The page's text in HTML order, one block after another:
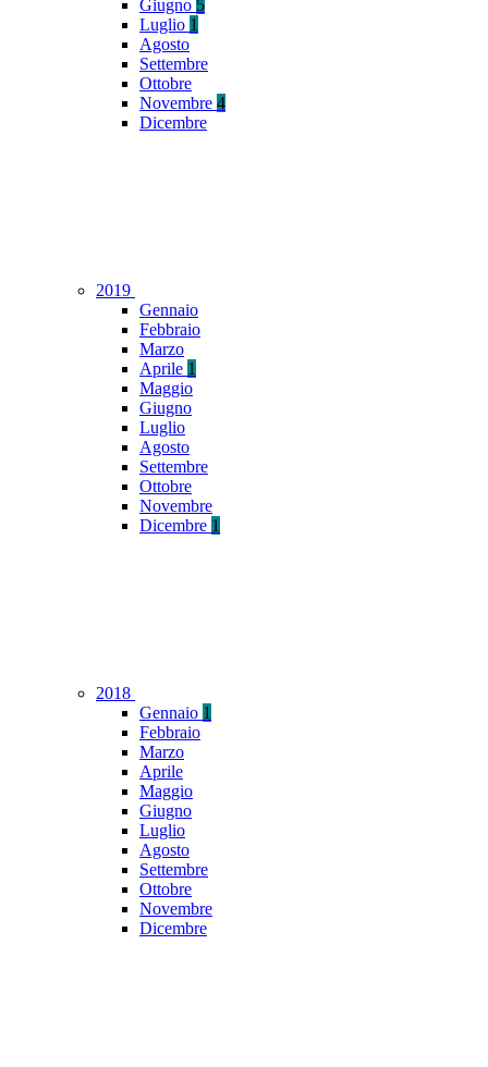
Giugno 5
Luglio 1
Agosto
Settembre
Ottobre
Novembre 4
Dicembre
2019
Gennaio
Febbraio
Marzo
Aprile 1
Maggio
Giugno
Luglio
Agosto
Settembre
Ottobre
Novembre
Dicembre 1
2018
Gennaio 1
Febbraio
Marzo
Aprile
Maggio
Giugno
Luglio
Agosto
Settembre
Ottobre
Novembre
Dicembre